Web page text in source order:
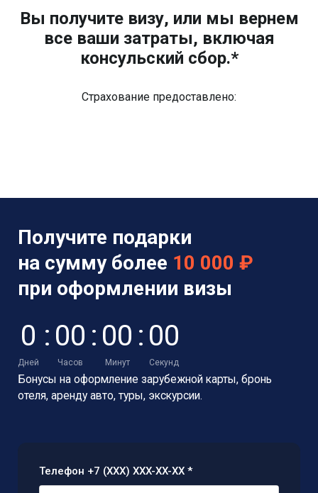
Вы получите визу, или мы вернем
все ваши затраты, включая
консульский сбор.*
Страхование предоставлено:
Получите подарки
на сумму более 10 000 ₽
при оформлении визы
0
Дней
: 00
Часов
: 00
Минут
: 00
Секунд
Бонусы на оформление зарубежной карты, бронь
отеля, аренду авто, туры, экскурсии.
Телефон +7 (XXX) XXX-XX-XX *